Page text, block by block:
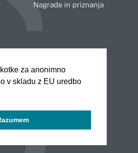
za anonimno
v skladu z EU uredbo
Nagrade in priznanja
Novo mesto
Slovenj Gradec